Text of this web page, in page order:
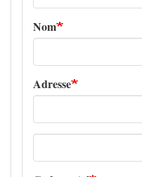
Nom
Adresse
Adresse